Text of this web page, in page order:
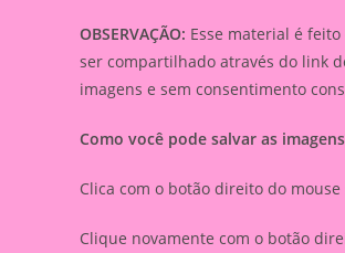
OBSERVAÇÃO: Esse material é
ser compartilhado através do link
imagens e sem consentimento
Como você pode salvar as
Clica com o botão direito do
Clique novamente com o botão